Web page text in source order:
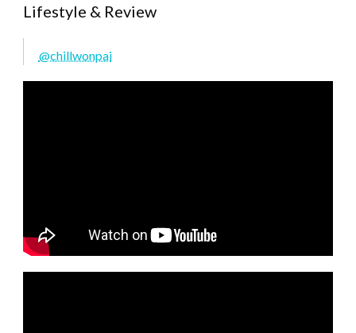
Lifestyle & Review
@chillwonpai